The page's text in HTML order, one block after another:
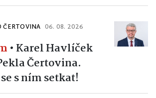
ČERTOVINA 06. 08. 2026
• Karel Havlíček
Čertovina.
s ním setkat!